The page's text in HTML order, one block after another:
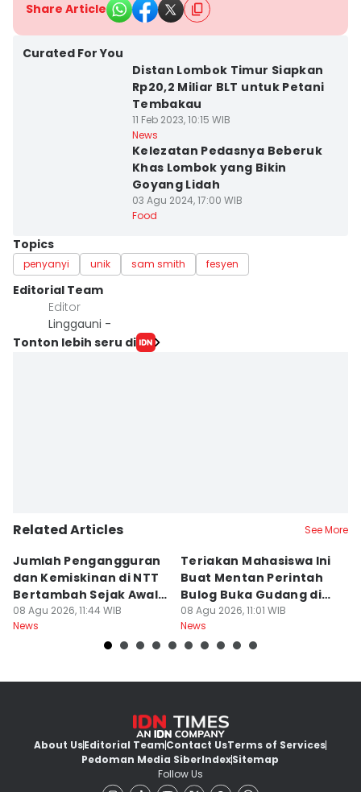
Share Article
Curated For You
Distan Lombok Timur Siapkan
Rp20,2 Miliar BLT untuk Petani
Tembakau
11 Feb 2023, 10:15 WIB
News
Kelezatan Pedasnya Beberuk
Khas Lombok yang Bikin
Goyang Lidah
03 Agu 2024, 17:00 WIB
Food
Topics
penyanyi unik sam smith fesyen
Editorial Team
Editor
Linggauni -
Tonton lebih seru di
Related Articles See More
Jumlah Pengangguran
dan Kemiskinan di NTT
Bertambah Sejak Awal
2026
08 Agu 2026, 11:44 WIB
News
Teriakan Mahasiswa Ini
Buat Mentan Perintah
Bulog Buka Gudang di
Alor
08 Agu 2026, 11:01 WIB
News
About UsEditorial TeamContact UsTerms of Services
Pedoman Media SiberIndexSitemap
Follow Us